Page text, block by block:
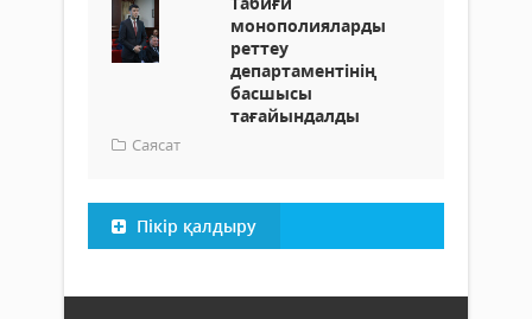
монополияларды
реттеу
департаментінің
басшысы
тағайындалды
Саясат
Пікір қалдыру